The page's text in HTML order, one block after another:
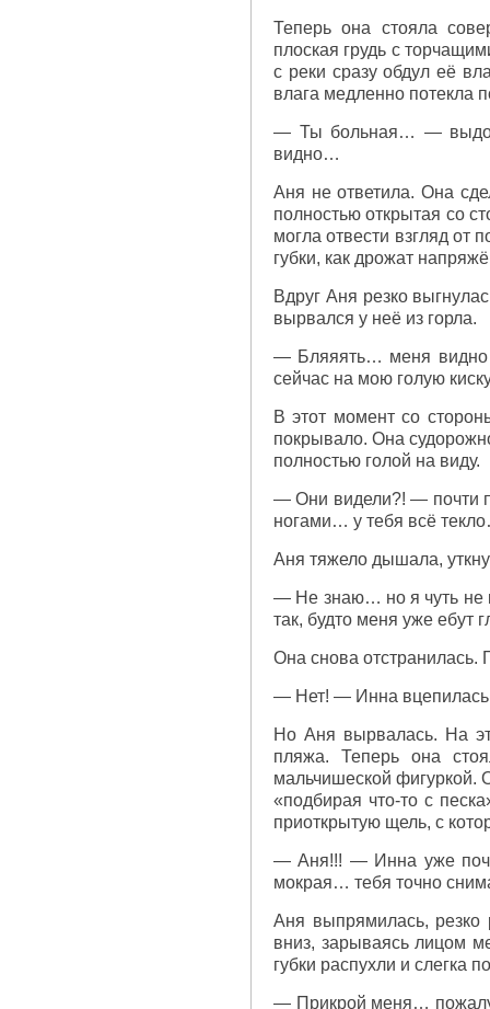
Теперь она стояла
плоская грудь с
с реки сразу обдул её
влага медленно потекла
— Ты больная… —
видно…
Аня не ответила. Она
полностью открытая со
могла отвести взгляд от
губки, как дрожат
Вдруг Аня резко
вырвался у неё из горла.
— Бляяять… меня
сейчас на мою голую
В этот момент со
покрывало. Она
полностью голой на виду.
— Они видели?! — почти
ногами… у тебя всё
Аня тяжело дышала,
— Не знаю… но я чуть не
так, будто меня уже ебут
Она снова отстранилась.
— Нет! — Инна вцепилась
Но Аня вырвалась. На
пляжа. Теперь она
мальчишеской фигуркой.
«подбирая что-то с
приоткрытую щель, с
— Аня!!! — Инна уже
мокрая… тебя точно
Аня выпрямилась, резко
вниз, зарываясь лицом
губки распухли и слегка
— Прикрой меня…